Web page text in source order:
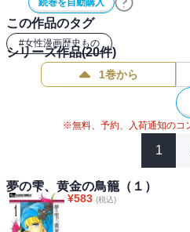
続巻を自動購入
この作品のタグ
#女性漫画歴史もの
シリーズ作品(20件)
1巻から
※無料、予約、入荷通知のコ
1
夢の雫、黄金の鳥籠（１）
¥583 (税込)